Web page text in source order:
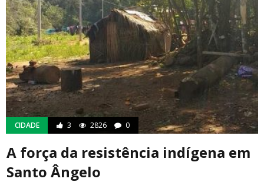
CIDADE 3 2826 0
A força da resistência indígena em
Santo Ângelo